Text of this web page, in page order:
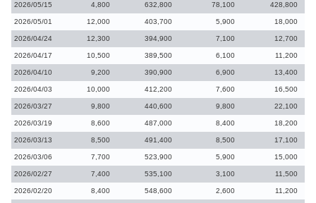
2026/05/15 4,800 632,800 78,100 428,800
2026/05/01 12,000 403,700 5,900 18,000
2026/04/24 12,300 394,900 7,100 12,700
2026/04/17 10,500 389,500 6,100 11,200
2026/04/10 9,200 390,900 6,900 13,400
2026/04/03 10,000 412,200 7,600 16,500
2026/03/27 9,800 440,600 9,800 22,100
2026/03/19 8,600 487,000 8,400 18,200
2026/03/13 8,500 491,400 8,500 17,100
2026/03/06 7,700 523,900 5,900 15,000
2026/02/27 7,400 535,100 3,100 11,500
2026/02/20 8,400 548,600 2,600 11,200